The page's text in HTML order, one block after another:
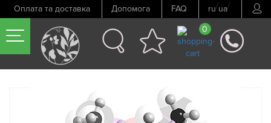
Оплата та доставка Допомога FAQ ru/ua/
0
Попередній товар Наступний товар